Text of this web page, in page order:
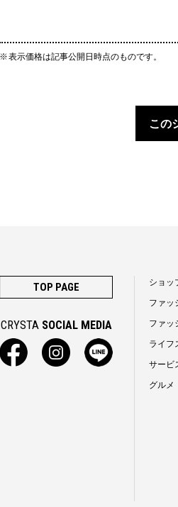
表示価格は記事公開日時点のものです。
この
TOP PAGE
CRYSTA SOCIAL MEDIA
ショッ
ファッ
ファッ
ライフ
サービ
グルメ